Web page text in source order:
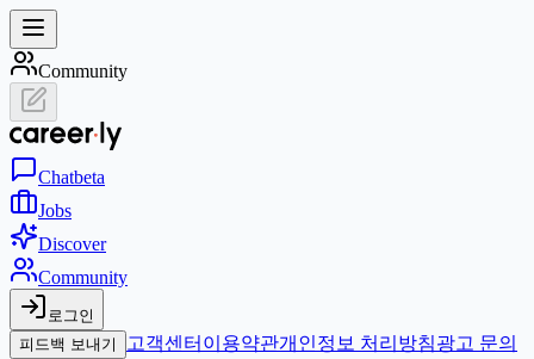
Community
Chatbeta
Jobs
Discover
Community
로그인
피드백 보내기
고객센터 이용약관개인정보 처리방침광고 문의